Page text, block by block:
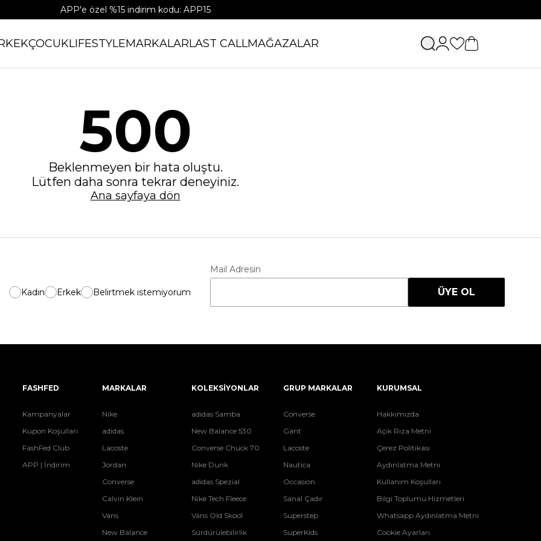
APP'e özel %15 indirim kodu: APP15
ÇOCUKLIFESTYLEMARKALARLAST CALLMAĞAZALAR
500
Beklenmeyen bir hata oluştu.
Lütfen daha sonra tekrar deneyiniz.
Ana sayfaya dön
Kadın Erkek Belirtmek istemiyorum
Mail Adresin
ÜYE OL
FASHFED
Kampanyalar
Kupon Koşulları
FashFed Club
APP | İndirim
MARKALAR
Nike
adidas
Lacoste
Jordan
Converse
Calvin Klein
Vans
New Balance
KOLEKSİYONLAR
adidas Samba
New Balance 530
Converse Chuck 70
Nike Dunk
adidas Spezial
Nike Tech Fleece
Vans Old Skool
Sürdürülebilirlik
GRUP MARKALAR
Converse
Gant
Lacoste
Nautica
Occasion
Sanal Çadır
Superstep
SuperKids
KURUMSAL
Hakkımızda
Açık Rıza Metni
Çerez Politikası
Aydınlatma Metni
Kullanım Koşulları
Bilgi Toplumu Hizmetleri
Whatsapp Aydınlatma Metni
Cookie Ayarları